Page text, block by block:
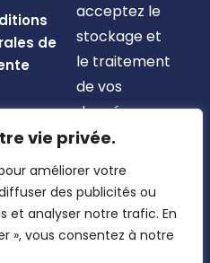
vie privée.
améliorer votre
des publicités ou
et analyser notre trafic. En
», vous consentez à notre
de
acceptez le
stockage et
le traitement
de vos
données par
ce site web.
S'inscrire